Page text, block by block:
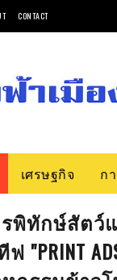
CONTACT
เศรษฐกิจ ก
พิทักษ์สัตว์
ฟ "PRINT